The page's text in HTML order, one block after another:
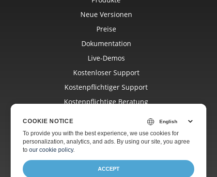
Neue Versionen
Preise
Dokumentation
Live-Demos
Kostenloser Support
Kostenpflichtiger Support
Kostenpflichtige Beratung
Websites
Über Uns
COOKIE NOTICE
To provide you with the best experience, we use cookies for
personalization, analytics, and ads. By using our site, you agree
toour cookie policy.
ACCEPT